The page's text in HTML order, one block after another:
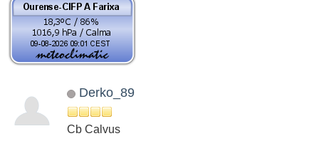
Derko_89
Cb Calvus